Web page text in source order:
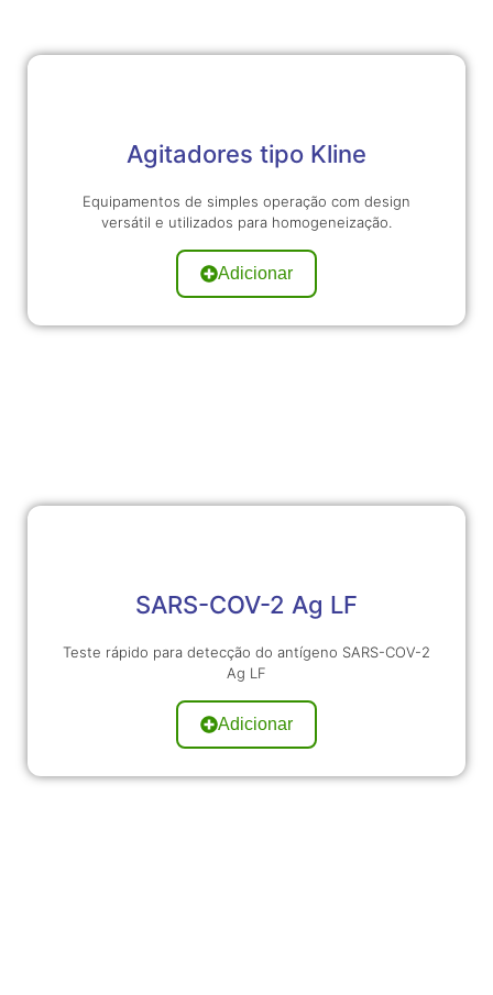
Agitadores tipo Kline
Equipamentos de simples operação com design
versátil e utilizados para homogeneização.
Adicionar
SARS-COV-2 Ag LF
Teste rápido para detecção do antígeno SARS-COV-2
Ag LF
Adicionar